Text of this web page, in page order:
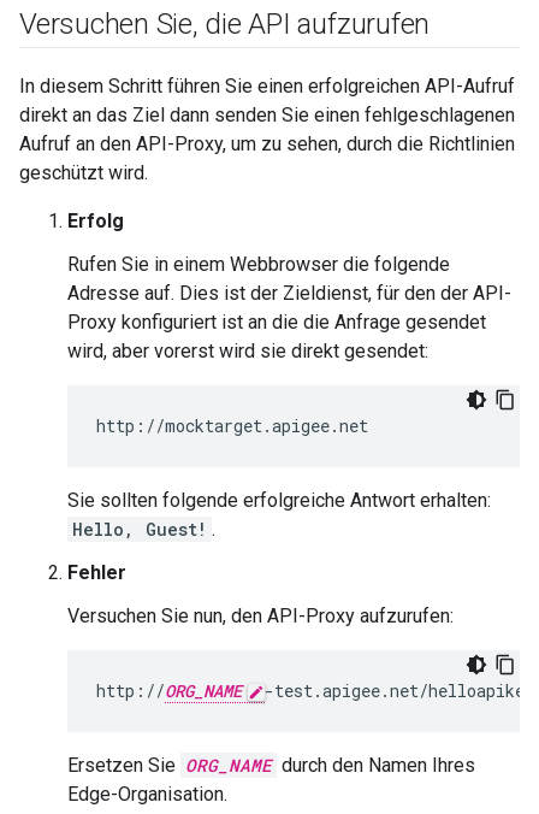
Versuchen Sie, die API aufzurufen
In diesem Schritt führen Sie einen erfolgreichen API-Aufruf
direkt an das Ziel dann senden Sie einen fehlgeschlagenen
Aufruf an den API-Proxy, um zu sehen, durch die Richtlinien
geschützt wird.
Erfolg
Rufen Sie in einem Webbrowser die folgende
Adresse auf. Dies ist der Zieldienst, für den der API-
Proxy konfiguriert ist an die die Anfrage gesendet
wird, aber vorerst wird sie direkt gesendet:
http://mocktarget.apigee.net
Sie sollten folgende erfolgreiche Antwort erhalten:
Hello, Guest! .
Fehler
Versuchen Sie nun, den API-Proxy aufzurufen:
http://ORG_NAME -test.apigee.net/helloapikey
Ersetzen Sie ORG_NAME durch den Namen Ihres
Edge-Organisation.